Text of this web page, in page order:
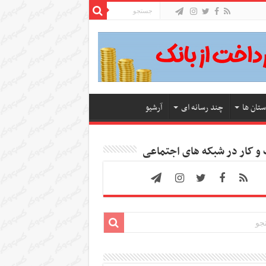
ها چند رسانه ای آرشیو
کار در شبکه های اجتماعی